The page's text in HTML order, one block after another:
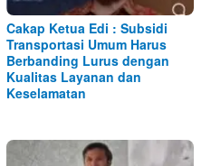
Cakap Ketua Edi : Subsidi
Transportasi Umum Harus
Berbanding Lurus dengan
Kualitas Layanan dan
Keselamatan